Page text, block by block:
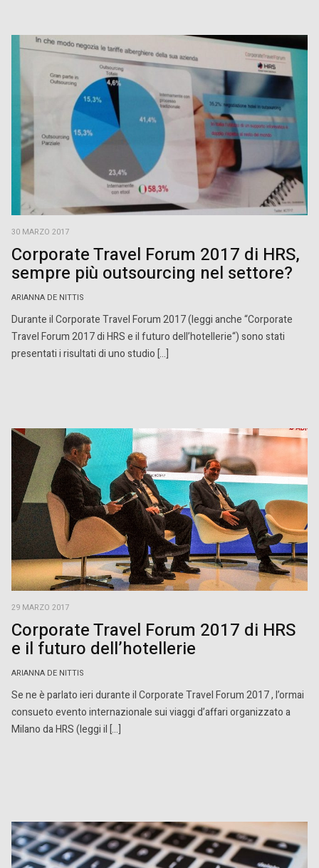
30 MARZO 2017
Corporate Travel Forum 2017 di HRS,
sempre più outsourcing nel settore?
ARIANNA DE NITTIS
Durante il Corporate Travel Forum 2017 (leggi anche “Corporate
Travel Forum 2017 di HRS e il futuro dell’hotellerie“) sono stati
presentati i risultati di uno studio […]
29 MARZO 2017
Corporate Travel Forum 2017 di HRS
e il futuro dell’hotellerie
ARIANNA DE NITTIS
Se ne è parlato ieri durante il Corporate Travel Forum 2017 , l’ormai
consueto evento internazionale sui viaggi d’affari organizzato a
Milano da HRS (leggi il […]